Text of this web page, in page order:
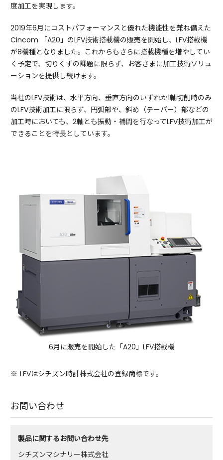
度加工を実現します。
2019年6月にコストパフォーマンスと優れた機能性を兼ね備えた
Cincom 「A20」のLFV技術搭載機の販売を開始し、LFV搭載機
が8機種となりました。これからもさらに搭載機種を増やしてい
く予定で、切りくずの課題に限らず、お客さまに加工技術ソリュ
ーションを提供し続けます。
当社のLFV技術は、水平方向、垂直方向のいずれか1軸切削時のみ
のLFV技術加工に限らず、円弧部や、斜め（テーパー）部などの
加工時においても、2軸とも振動・補間を行なってLFV技術加工が
できることを特長としています。
6月に販売を開始した「A20」LFV搭載機
※ LFVはシチズン時計株式会社の登録商標です。
お問い合わせ
製品に関するお問い合わせ先
シチズンマシナリー株式会社